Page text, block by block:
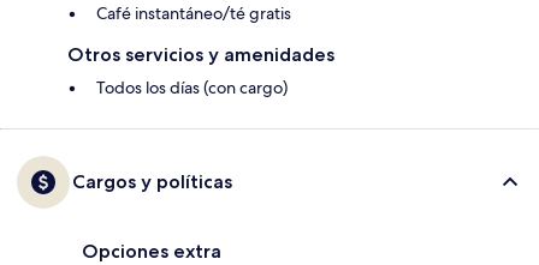
Café instantáneo/té gratis
Otros servicios y amenidades
Todos los días (con cargo)
Cargos y políticas
Opciones extra